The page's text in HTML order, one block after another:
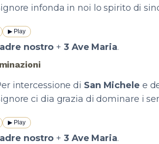
infonda in noi lo spirito di
▶︎ Play
nostro +3 Ave Maria.
intercessione di San Michele e
ci dia grazia di dominare i
▶︎ Play
nostro +3 Ave Maria.